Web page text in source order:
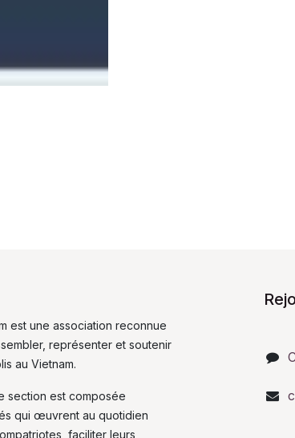
est une association reconnue
représenter et soutenir
au Vietnam.
section est composée
qui œuvrent au quotidien
faciliter leurs